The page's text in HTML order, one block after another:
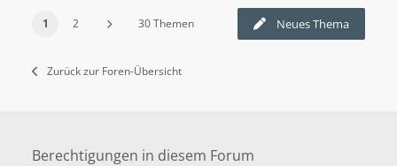
Neues Thema
1 2 30 Themen
Zurück zur Foren-Übersicht
Berechtigungen in diesem Forum